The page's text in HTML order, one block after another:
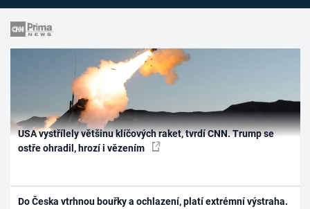
USA vystřílely většinu klíčových raket, tvrdí CNN. Trump se
ostře ohradil, hrozí i vězením
Do Česka vtrhnou bouřky a ochlazení, platí extrémní výstraha.